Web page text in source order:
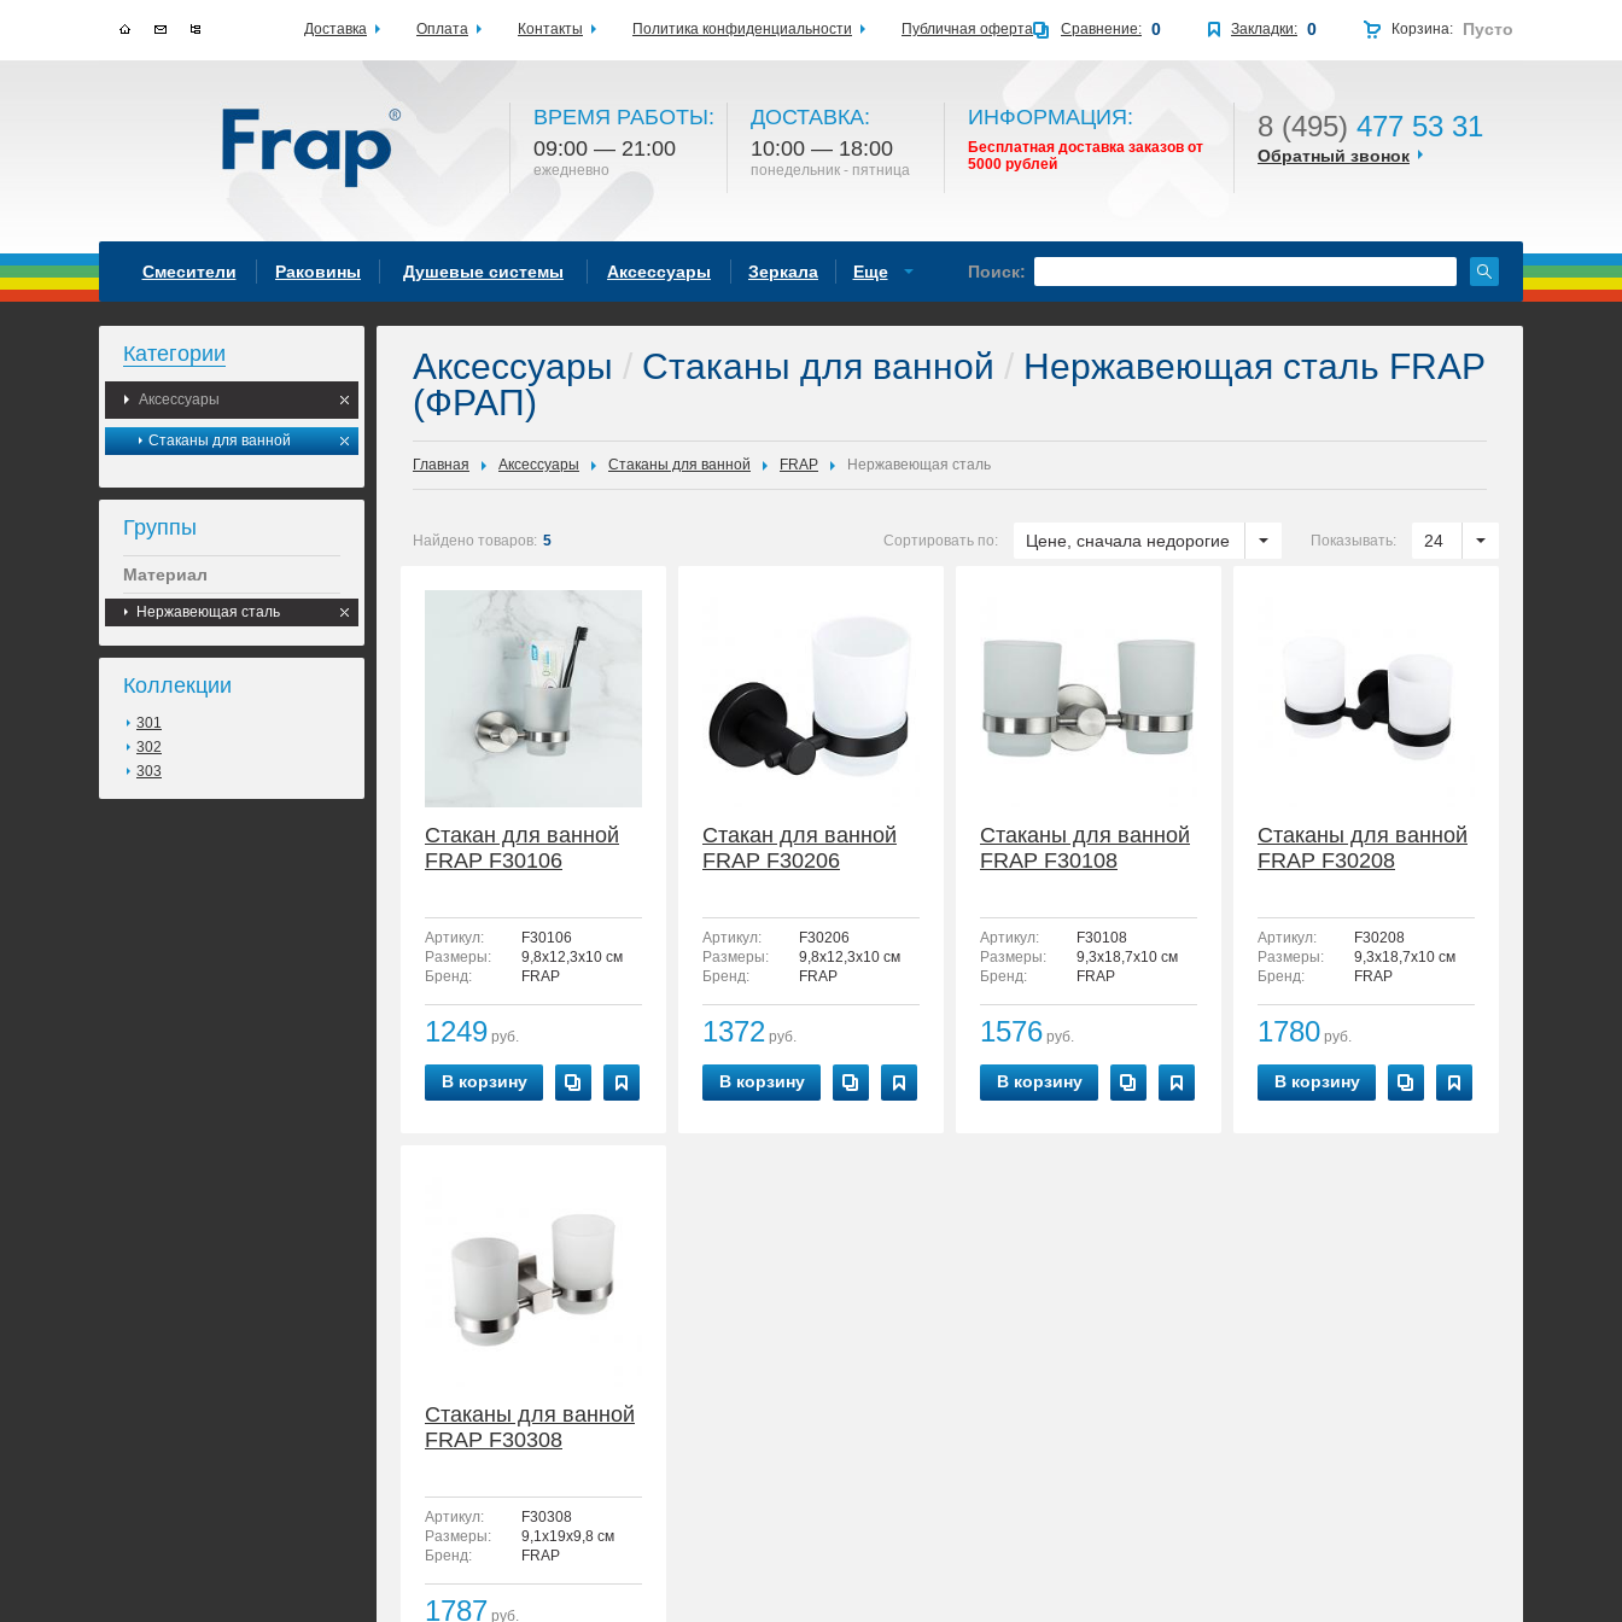
ВРЕМЯ РАБОТЫ:
09:00 — 21:00
ежедневно
ДОСТАВКА:
10:00 — 18:00
понедельник - пятница
ИНФОРМАЦИЯ:
Бесплатная доставка заказов от
5000 рублей
8 (495) 477 53 31
Обратный звонок
Смесители Раковины Душевые системы Аксессуары Зеркала Еще Поиск:
Категории
Аксессуары
Стаканы для ванной
Группы
Материал
Нержавеющая сталь
Коллекции
301
302
303
Аксессуары / Стаканы для ванной / Нержавеющая сталь FRAP
(ФРАП)
Главная Аксессуары Стаканы для ванной FRAP Нержавеющая сталь
Найдено товаров: 5 Показывать: 24
Сортировать по: Цене, сначала недорогие
Стакан для ванной
FRAP F30106
Артикул:
F30106
Размеры:
9,8x12,3x10 см
Бренд:
FRAP
1249 руб.
В корзину
Стакан для ванной
FRAP F30206
Артикул:
F30206
Размеры:
9,8x12,3x10 см
Бренд:
FRAP
1372 руб.
В корзину
Стаканы для ванной
FRAP F30108
Артикул:
F30108
Размеры:
9,3x18,7x10 см
Бренд:
FRAP
1576 руб.
В корзину
Стаканы для ванной
FRAP F30208
Артикул:
F30208
Размеры:
9,3x18,7x10 см
Бренд:
FRAP
1780 руб.
В корзину
Стаканы для ванной
FRAP F30308
Артикул:
F30308
Размеры:
9,1x19x9,8 см
Бренд:
FRAP
1787 руб.
Доставка Оплата Контакты Политика конфиденциальности Публичная оферта Корзина: Пусто
Закладки: 0
Сравнение: 0